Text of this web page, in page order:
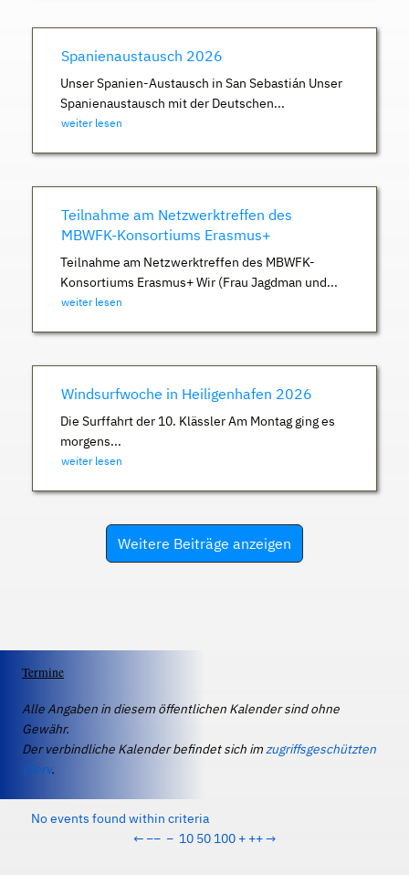
Spanienaustausch 2026
Unser Spanien-Austausch in San Sebastián Unser
Spanienaustausch mit der Deutschen...
weiter lesen
Teilnahme am Netzwerktreffen des
MBWFK-Konsortiums Erasmus+
Teilnahme am Netzwerktreffen des MBWFK-
Konsortiums Erasmus+ Wir (Frau Jagdman und...
weiter lesen
Windsurfwoche in Heiligenhafen 2026
Die Surffahrt der 10. Klässler Am Montag ging es
morgens...
weiter lesen
Weitere Beiträge anzeigen
Termine
Alle Angaben in diesem öffentlichen Kalender sind ohne
Gewähr.
Der verbindliche Kalender befindet sich imzugriffsgeschützten
IServ.
No events found within criteria
← −− − 10 50 100 + ++→